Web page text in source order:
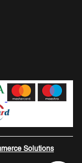
Solutions